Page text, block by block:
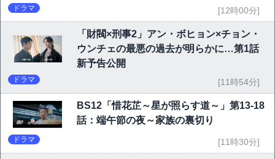
ドラマ [12時00分]
「財閥×刑事2」アン・ボヒョン×チョン・
ウンチェの最悪の過去が明らかに…第1話
新予告公開
ドラマ [11時54分]
BS12「惜花芷～星が照らす道～」第13-18
話：端午節の夜～家族の裏切り
ドラマ [11時30分]